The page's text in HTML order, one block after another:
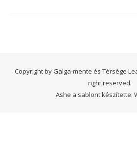
Copyright by Galga-mente és Térsége
right reserved.
Ashe a sablont készítette: